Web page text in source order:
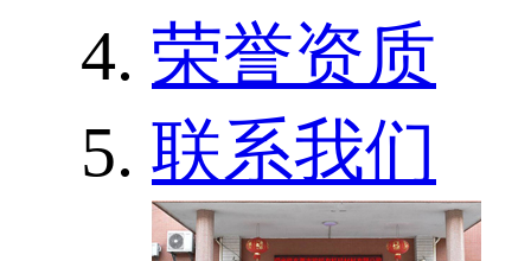
荣誉资质
联系我们